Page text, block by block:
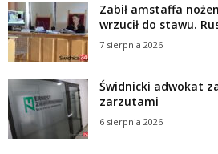
Zabił amstaffa
wrzucił do stawu.
7 sierpnia 2026
Świdnicki adwokat
zarzutami
6 sierpnia 2026